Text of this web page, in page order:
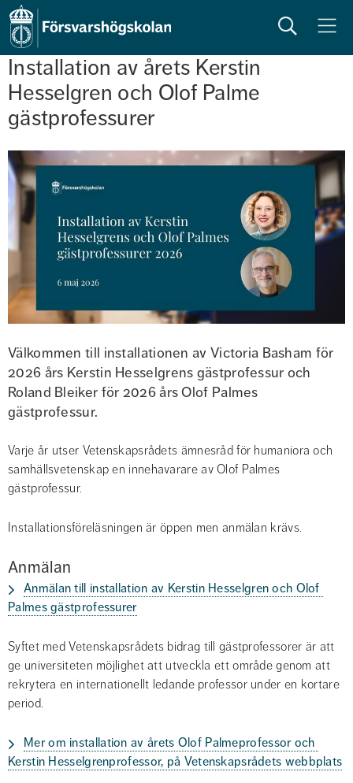
Sök Meny
Installation av årets Kerstin
Hesselgren och Olof Palme
gästprofessurer
Välkommen till installationen av Victoria Basham för
2026 års Kerstin Hesselgrens gästprofessur och
Roland Bleiker för 2026 års Olof Palmes
gästprofessur.
Varje år utser Vetenskapsrådets ämnesråd för humaniora och
samhällsvetenskap en innehavarare av Olof Palmes
gästprofessur.
Installationsföreläsningen är öppen men anmälan krävs.
Anmälan
Anmälan till installation av Kerstin Hesselgren och Olof
Palmes gästprofessurer
Syftet med Vetenskapsrådets bidrag till gästprofessorer är att
ge universiteten möjlighet att utveckla ett område genom att
rekrytera en internationellt ledande professor under en kortare
period.
Mer om installation av årets Olof Palmeprofessor och
Kerstin Hesselgrenprofessor, på Vetenskapsrådets webbplats